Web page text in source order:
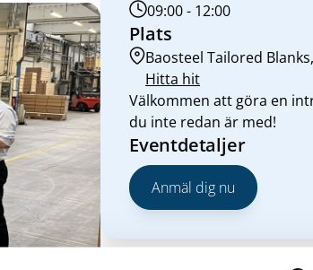
09:00 - 12:00
Plats
Baosteel Tailored
Hitta hit
Välkommen att göra en
du inte redan är med!
Eventdetaljer
Anmäl dig nu